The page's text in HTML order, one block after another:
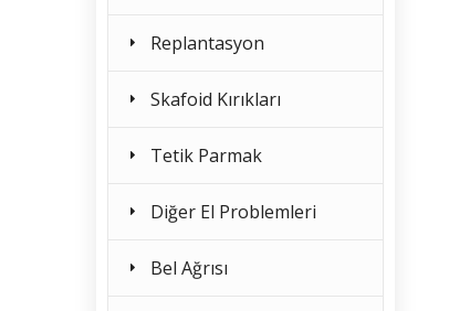
Replantasyon
Skafoid Kırıkları
Tetik Parmak
Diğer El Problemleri
Bel Ağrısı